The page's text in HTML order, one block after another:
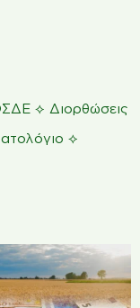
⟡ Διορθώσεις
⟡